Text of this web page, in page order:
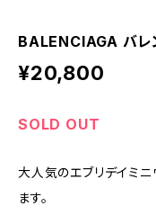
BALENCIAGA バレ
¥20,800
SOLD OUT
大人気のエブリデイミニ
ます。